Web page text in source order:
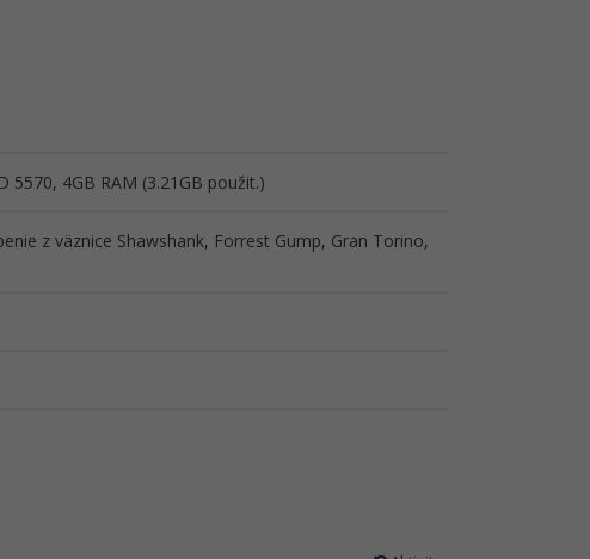
5570, 4GB RAM (3.21GB použit.)
z väznice Shawshank, Forrest Gump, Gran Torino,